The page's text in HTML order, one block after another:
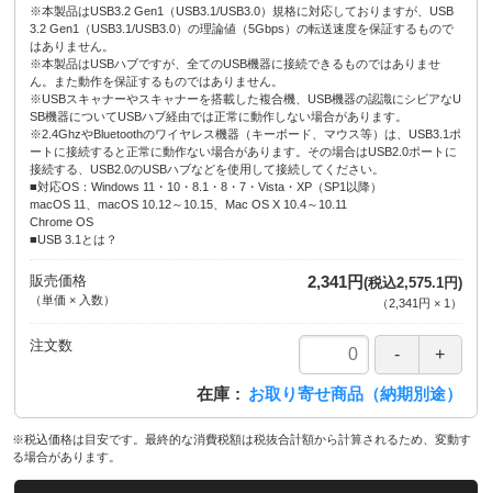
※本製品はUSB3.2 Gen1（USB3.1/USB3.0）規格に対応しておりますが、USB
3.2 Gen1（USB3.1/USB3.0）の理論値（5Gbps）の転送速度を保証するもので
はありません。
※本製品はUSBハブですが、全てのUSB機器に接続できるものではありませ
ん。また動作を保証するものではありません。
※USBスキャナーやスキャナーを搭載した複合機、USB機器の認識にシビアなU
SB機器についてUSBハブ経由では正常に動作しない場合があります。
※2.4GhzやBluetoothのワイヤレス機器（キーボード、マウス等）は、USB3.1ポ
ートに接続すると正常に動作ない場合があります。その場合はUSB2.0ポートに
接続する、USB2.0のUSBハブなどを使用して接続してください。
■対応OS：Windows 11・10・8.1・8・7・Vista・XP（SP1以降）
macOS 11、macOS 10.12～10.15、Mac OS X 10.4～10.11
Chrome OS
■USB 3.1とは？
販売価格
（単価 × 入数）
2,341円(税込2,575.1円)
（2,341円 × 1 ）
注文数
在庫 お取り寄せ商品（納期別途）
※税込価格は目安です。最終的な消費税額は税抜合計額から計算されるため、変動す
る場合があります。